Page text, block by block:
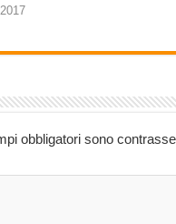
obbligatori sono